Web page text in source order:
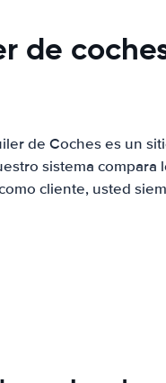
de
de Coches es un
sistema
cliente, usted